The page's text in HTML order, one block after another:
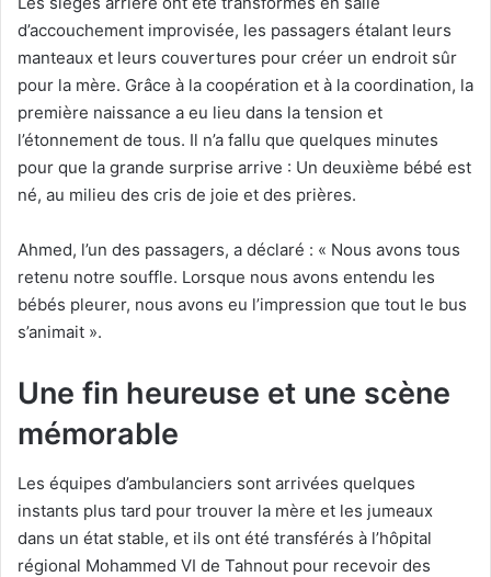
d’accouchement improvisée, les passagers étalant leurs
manteaux et leurs couvertures pour créer un endroit sûr
pour la mère. Grâce à la coopération et à la coordination, la
première naissance a eu lieu dans la tension et
l’étonnement de tous. Il n’a fallu que quelques minutes
pour que la grande surprise arrive : Un deuxième bébé est
né, au milieu des cris de joie et des prières.
Ahmed, l’un des passagers, a déclaré : « Nous avons tous
retenu notre souffle. Lorsque nous avons entendu les
bébés pleurer, nous avons eu l’impression que tout le bus
s’animait ».
Une fin heureuse et une scène
mémorable
Les équipes d’ambulanciers sont arrivées quelques
instants plus tard pour trouver la mère et les jumeaux
dans un état stable, et ils ont été transférés à l’hôpital
régional Mohammed VI de Tahnout pour recevoir des